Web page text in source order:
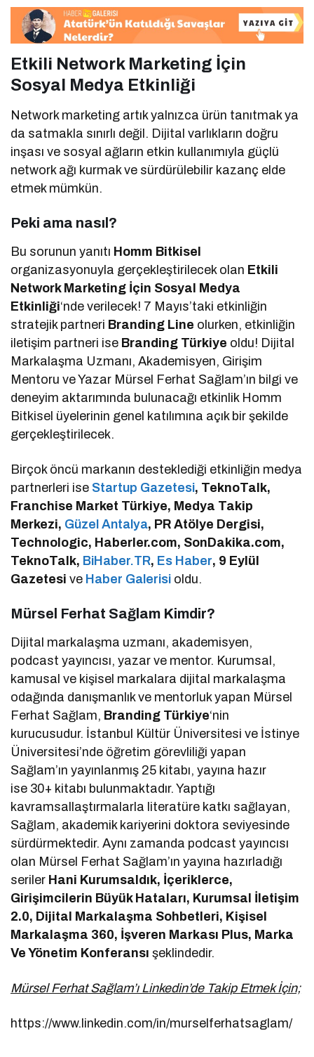
Etkili Network Marketing İçin
Sosyal Medya Etkinliği
Network marketing artık yalnızca ürün tanıtmak ya
da satmakla sınırlı değil. Dijital varlıkların doğru
inşası ve sosyal ağların etkin kullanımıyla güçlü
network ağı kurmak ve sürdürülebilir kazanç elde
etmek mümkün.
Peki ama nasıl?
Bu sorunun yanıtı Homm Bitkisel
organizasyonuyla gerçekleştirilecek olan Etkili
Network Marketing İçin Sosyal Medya
Etkinliği‘nde verilecek! 7 Mayıs’taki etkinliğin
stratejik partneri Branding Line olurken, etkinliğin
iletişim partneri ise Branding Türkiye oldu! Dijital
Markalaşma Uzmanı, Akademisyen, Girişim
Mentoru ve Yazar Mürsel Ferhat Sağlam’ın bilgi ve
deneyim aktarımında bulunacağı etkinlik Homm
Bitkisel üyelerinin genel katılımına açık bir şekilde
gerçekleştirilecek.
Birçok öncü markanın desteklediği etkinliğin medya
partnerleri ise Startup Gazetesi, TeknoTalk,
Franchise Market Türkiye, Medya Takip
Merkezi, Güzel Antalya, PR Atölye Dergisi,
Technologic, Haberler.com, SonDakika.com,
TeknoTalk, BiHaber.TR, Es Haber, 9 Eylül
Gazetesi ve Haber Galerisi oldu.
Mürsel Ferhat Sağlam Kimdir?
Dijital markalaşma uzmanı, akademisyen,
podcast yayıncısı, yazar ve mentor. Kurumsal,
kamusal ve kişisel markalara dijital markalaşma
odağında danışmanlık ve mentorluk yapan Mürsel
Ferhat Sağlam, Branding Türkiye‘nin
kurucusudur. İstanbul Kültür Üniversitesi ve İstinye
Üniversitesi’nde öğretim görevliliği yapan
Sağlam’ın yayınlanmış 25 kitabı, yayına hazır
ise 30+ kitabı bulunmaktadır. Yaptığı
kavramsallaştırmalarla literatüre katkı sağlayan,
Sağlam, akademik kariyerini doktora seviyesinde
sürdürmektedir. Aynı zamanda podcast yayıncısı
olan Mürsel Ferhat Sağlam’ın yayına hazırladığı
seriler Hani Kurumsaldık, İçeriklerce,
Girişimcilerin Büyük Hataları, Kurumsal İletişim
2.0, Dijital Markalaşma Sohbetleri, Kişisel
Markalaşma 360, İşveren Markası Plus, Marka
Ve Yönetim Konferansı şeklindedir.
Mürsel Ferhat Sağlam’ı Linkedin’de Takip Etmek İçin;
https://www.linkedin.com/in/murselferhatsaglam/